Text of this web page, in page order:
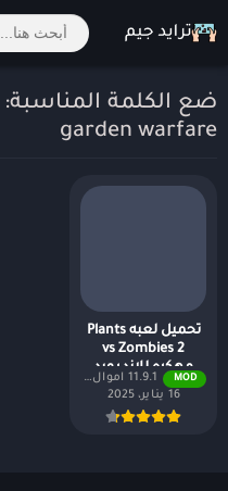
garden warfare
تحميل لعبه Plants
vs Zombies 2
مهكره للاندرويد
MOD
11.9.1 اموال غير محدودة
16 يناير، 2025